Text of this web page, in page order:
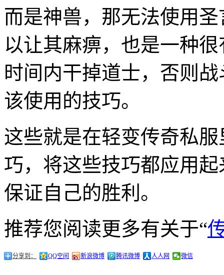
而是神兽，那无法使用
以让其麻痹，也是一种
时间内干掉道士，否则
该使用的技巧。
这些就是在轻变传奇私
巧，将这些技巧都应用
保证自己的胜利。
推荐您阅读更多有关于“
分享到： QQ空间 新浪微博 腾讯微博 人人网 微信